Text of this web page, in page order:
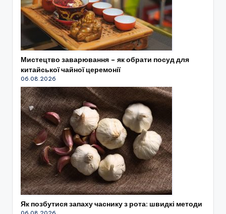
Мистецтво заварювання – як обрати посуд для
китайської чайної церемонії
06.08.2026
Як позбутися запаху часнику з рота: швидкі методи